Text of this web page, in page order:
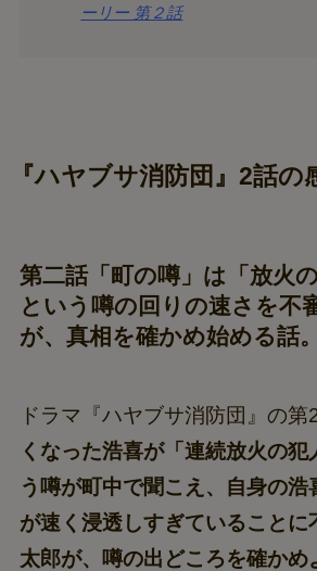
ーリー 第２話
『ハヤブサ消防団』2話の
第二話「町の噂」は「放火
という噂の回りの速さを不
が、真相を確かめ始める話。
ドラマ『ハヤブサ消防団』の第2
くなった浩喜が「連続放火の
う噂が町中で聞こえ、自身の浩
が速く浸透しすぎていることに
太郎が、噂の出どころを確かめ